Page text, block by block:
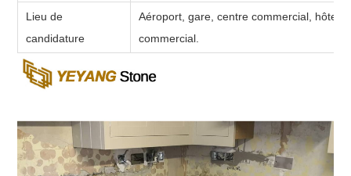
Lieu de
candidature
Aéroport, gare, centre commercial, hôtel,
commercial.